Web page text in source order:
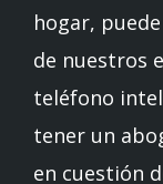
hogar,
de nuestros
teléfono
tener un
en cuestión